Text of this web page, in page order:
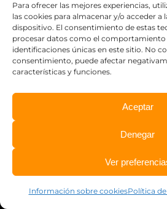
Para ofrecer las mejores experiencias,
las cookies para almacenar y/o acceder a
dispositivo. El consentimiento de estas
procesar datos como el comportamiento
identificaciones únicas en este sitio. No
consentimiento, puede afectar
características y funciones.
Aceptar
Denegar
Ver
Información sobre cookiesPolítica
Fax: (+34) 933 704 482
info@abalkia.es
DESCARGAS
Descarga desde aquí
calendario de ferias a las
Catálogo de productos.
Condiciones de alquiler.